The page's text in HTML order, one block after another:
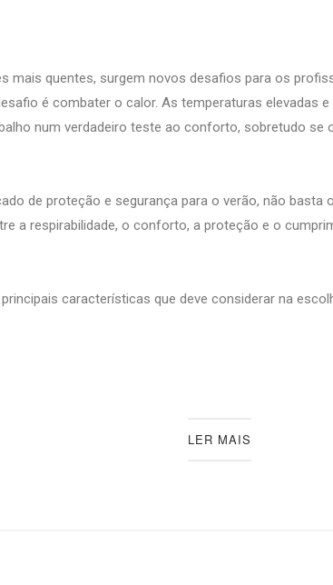
mais quentes, surgem novos desafios para os
é combater o calor. As temperaturas elevadas
num verdadeiro teste ao conforto, sobretudo se
de proteção e segurança para o verão, não basta
a respirabilidade, o conforto, a proteção e o
características que deve considerar na
LER MAIS